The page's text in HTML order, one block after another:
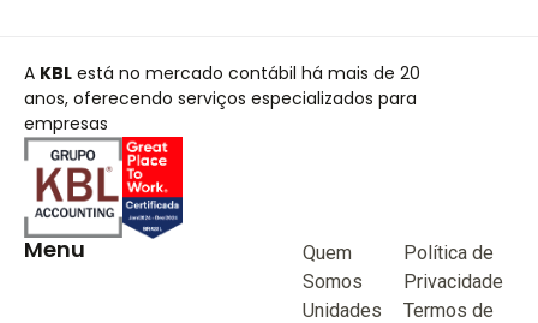
A KBL está no mercado contábil há mais de 20
anos, oferecendo serviços especializados para
empresas
Menu
Quem
Somos
Unidades
Política de
Privacidade
Termos de